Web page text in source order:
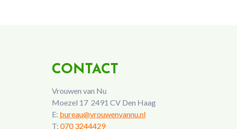
CONTACT
Vrouwen van Nu
Moezel 17 2491 CV Den Haag
E: bureau@vrouwenvannu.nl
T: 070 3244429